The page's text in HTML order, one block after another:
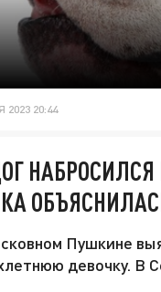
20:44
Пушкине
девочку. В